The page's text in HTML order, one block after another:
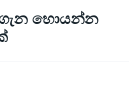
ගැන හොයන්න